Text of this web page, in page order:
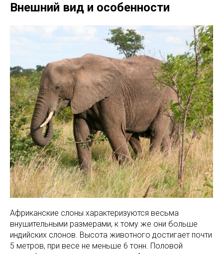
Внешний вид и особенности
Африканские слоны характеризуются весьма
внушительными размерами, к тому же они больше
индийских слонов. Высота животного достигает почти
5 метров, при весе не меньше 6 тонн. Половой